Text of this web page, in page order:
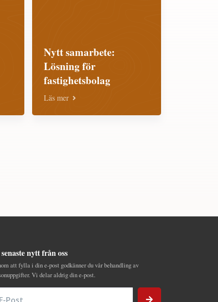
Nytt samarbete:
Lösning för
fastighetsbolag
Läs mer
nytt från oss
att fylla i din e-post godkänner du vår behandling av
Vi delar aldrig din e-post.